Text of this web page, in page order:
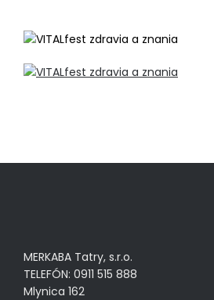
MERKABA Tatry, s.r.o.
TELEFÓN: 0911 515 888
Mlynica 162